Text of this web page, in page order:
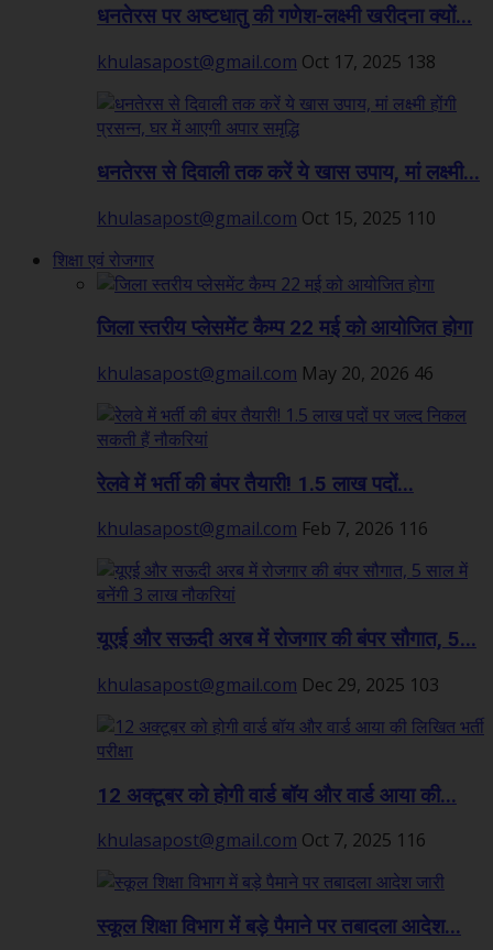
धनतेरस पर अष्टधातु की गणेश-लक्ष्मी खरीदना क्यों...
khulasapost@gmail.com Oct 17, 2025 138
धनतेरस से दिवाली तक करें ये खास उपाय, मां लक्ष्मी...
khulasapost@gmail.com Oct 15, 2025 110
शिक्षा एवं रोजगार
जिला स्तरीय प्लेसमेंट कैम्प 22 मई को आयोजित होगा
khulasapost@gmail.com May 20, 2026 46
रेलवे में भर्ती की बंपर तैयारी! 1.5 लाख पदों...
khulasapost@gmail.com Feb 7, 2026 116
यूएई और सऊदी अरब में रोजगार की बंपर सौगात, 5...
khulasapost@gmail.com Dec 29, 2025 103
12 अक्टूबर को होगी वार्ड बॉय और वार्ड आया की...
khulasapost@gmail.com Oct 7, 2025 116
स्कूल शिक्षा विभाग में बड़े पैमाने पर तबादला आदेश...